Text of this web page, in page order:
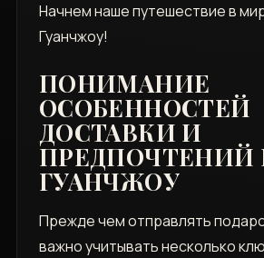
Начнем наше путешествие в
Гуанчжоу!
ПОНИМАНИЕ
ОСОБЕННОСТЕЙ
ДОСТАВКИ И
ПРЕДПОЧТЕНИЙ
ГУАНЧЖОУ
Прежде чем отправлять
важно учитывать несколько